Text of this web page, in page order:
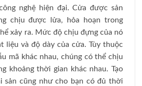
nghệ hiện đại. Cửa được sản
chịu được lửa, hỏa hoạn trong
xảy ra. Mức độ chịu đựng của nó
liệu và độ dày của cửa. Tùy thuộc
mã khác nhau, chúng có thể chịu
khoảng thời gian khác nhau. Tạo
sản cũng như cho bạn có đủ thời